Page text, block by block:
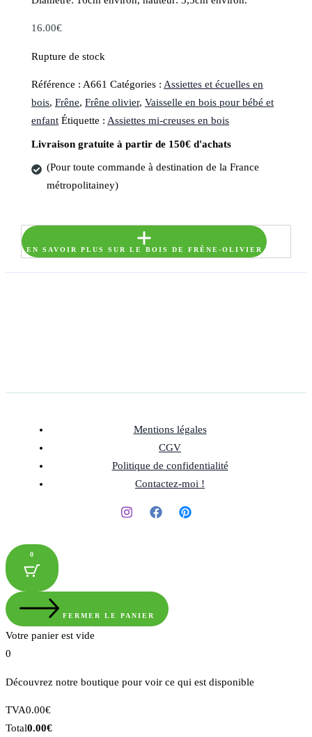
16.00€
Rupture de stock
Référence :A661 Catégories :Assiettes et écuelles en
bois,Frêne,Frêne olivier,Vaisselle en bois pour bébé et
enfant Étiquette :Assiettes mi-creuses en bois
Livraison gratuite à partir de 150€ d'achats
(Pour toute commande à destination de la France
métropolitainey)
EN SAVOIR PLUS SUR LE BOIS DE FRÊNE-OLIVIER
Mentions légales
CGV
Politique de confidentialité
Contactez-moi !
0
FERMER LE PANIER
Votre panier est vide
0
Découvrez notre boutique pour voir ce qui est disponible
Montant
de
TVA0.00€
Total
Total0.00€